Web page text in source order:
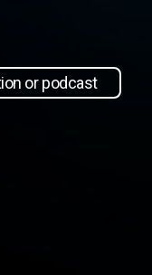
or podcast